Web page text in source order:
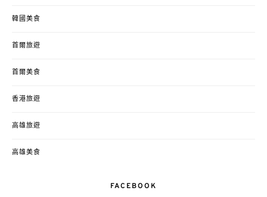
韓國美食
首爾旅遊
首爾美食
香港旅遊
高雄旅遊
高雄美食
FACEBOOK